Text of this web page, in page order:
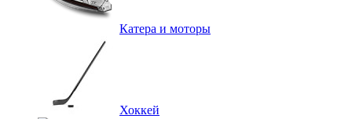
Катера и моторы
Хоккей